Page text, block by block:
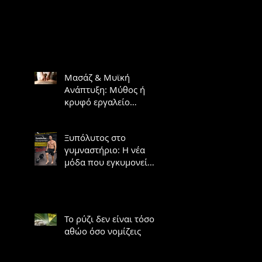
Μασάζ & Μυϊκή
Ανάπτυξη: Μύθος ή
κρυφό εργαλείο
Ξυπόλυτος στο
γυμναστήριο: Η νέα
μόδα που εγκυμονεί
Το ρύζι δεν είναι τόσο
αθώο όσο νομίζεις